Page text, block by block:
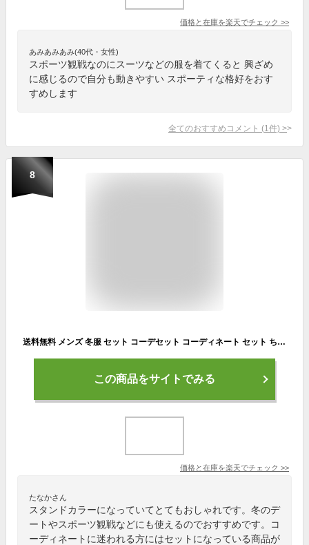
価格と在庫を楽天でチェック >>
あみあみあみ(40代・女性)
スポーツ観戦なのにスーツなどの服を着てくると 興ざめ
に感じるので自分も動きやすい スポーティな格好をおす
すめします
全てのおすすめコメント (1 件) >
8
送料無料 メンズ 冬服 セット コーデセット コーディネート セット ちょいワル コート ウールコート ウール メルトン スタンドカラー 立ち襟 シングル pコート メンズコート アウターメンズ アウター メンズアウター 冬 秋冬 40代 メンズファッション 50代 ファッション
この商品をサイトでみる
価格と在庫を楽天でチェック >>
たなかさん
スタンドカラーになっていてとてもおしゃれです。冬のデ
ートやスポーツ観戦などにも使えるのでおすすめです。コ
ーディネートに迷われる方にはセットになっている商品が